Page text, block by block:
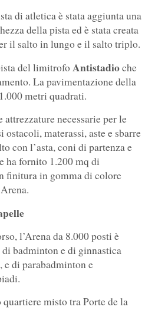
di atletica è stata aggiunta una
della pista ed è stata creata
il salto in lungo e il salto triplo.
del limitrofoAntistadioche
La pavimentazione della
metri quadrati.
necessarie per le
materassi, aste e sbarre
con l’asta, coni di partenza e
ha fornito 1.200 mq di
finitura in gomma di colore
l’Arena da 8.000 posti è
badminton e di ginnastica
di parabadminton e
misto tra Porte de la